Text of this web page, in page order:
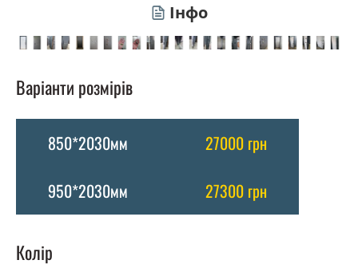
Інфо
Варіанти розмірів
850*2030мм
27000 грн
950*2030мм
27300 грн
Колір